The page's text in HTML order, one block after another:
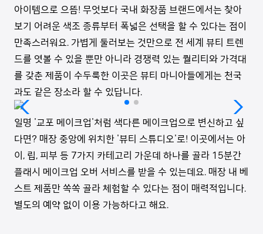
아이템으로 으뜸! 무엇보다 국내 화장품 브랜드에서는 찾아
보기 어려운 색조 종류부터 폭넓은 선택을 할 수 있다는 점이
만족스러워요. 가볍게 둘러보는 것만으로 전 세계 뷰티 트렌
드를 엿볼 수 있을 뿐만 아니라 경쟁력 있는 퀄리티와 가격대
를 갖춘 제품이 수두룩한 이곳은 뷰티 마니아들에게는 천국
과도 같은 장소라 할 수 있답니다.
일명 '교포 메이크업'처럼 색다른 메이크업으로 변신하고 싶
다면? 매장 중앙에 위치한 '뷰티 스튜디오'로! 이곳에서는 아
이, 립, 피부 등 7가지 카테고리 가운데 하나를 골라 15분간
플래시 메이크업 오버 서비스를 받을 수 있는데요. 매장 내 베
스트 제품만 쏙쏙 골라 체험할 수 있다는 점이 매력적입니다.
별도의 예약 없이 이용 가능하다고 해요.